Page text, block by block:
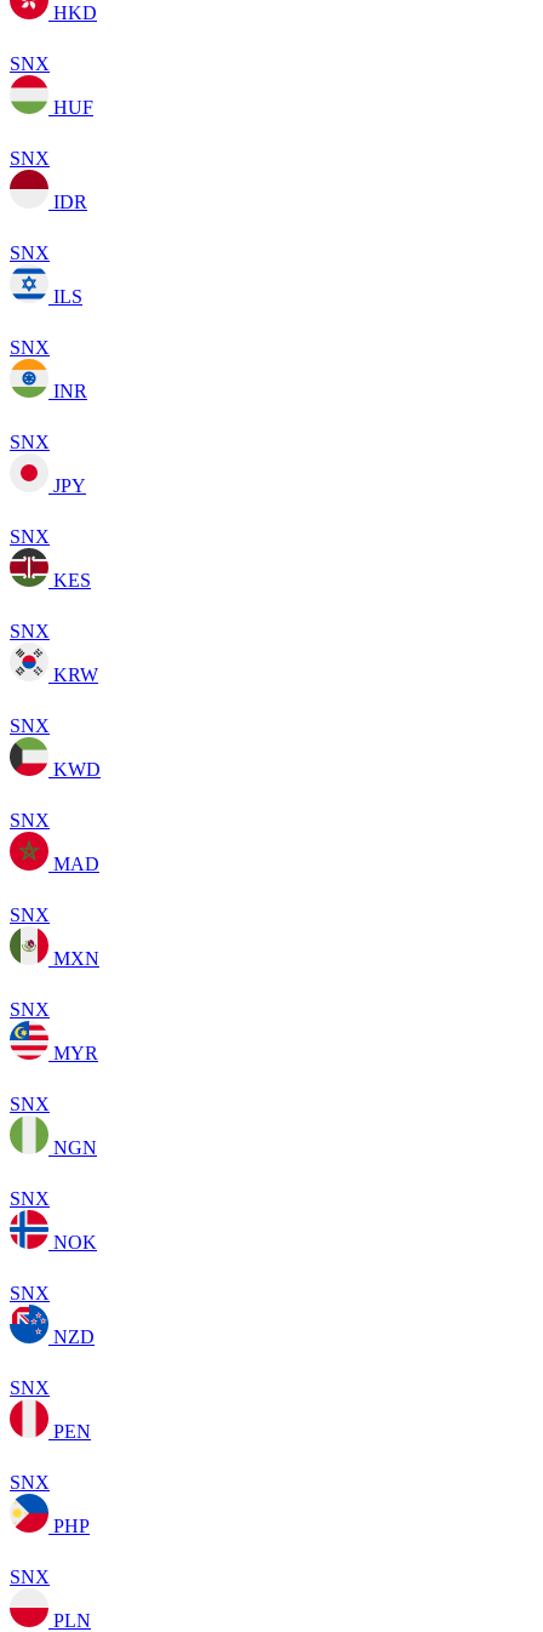
HKD
SNX
HUF
SNX
IDR
SNX
ILS
SNX
INR
SNX
JPY
SNX
KES
SNX
KRW
SNX
KWD
SNX
MAD
SNX
MXN
SNX
MYR
SNX
NGN
SNX
NOK
SNX
NZD
SNX
PEN
SNX
PHP
SNX
PLN